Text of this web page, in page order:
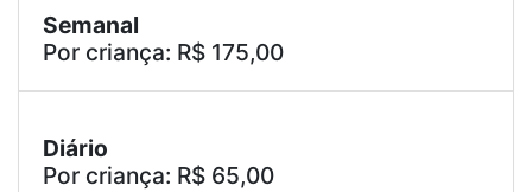
Semanal
Por criança: R$ 175,00
Diário
Por criança: R$ 65,00